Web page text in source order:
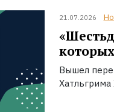
21.07.2026
Вышел
Хатльгрима